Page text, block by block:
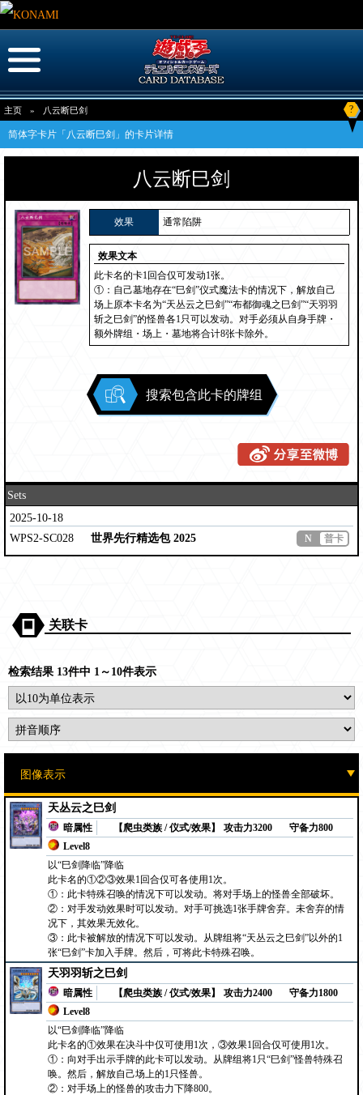
主页 » 八云断巳剑 ?
简体字卡片「八云断巳剑」的卡片详情
八云断巳剑
效果 通常陷阱
效果文本
此卡名的卡1回合仅可发动1张。
①：自己墓地存在“巳剑”仪式魔法卡的情况下，解放自己
场上原本卡名为“天丛云之巳剑”“布都御魂之巳剑”“天羽羽
斩之巳剑”的怪兽各1只可以发动。对手必须从自身手牌・
额外牌组・场上・墓地将合计8张卡除外。
搜索包含此卡的牌组
Sets
2025-10-18
WPS2-SC028
世界先行精选包 2025 N 普卡
关联卡
检索结果 13件中 1～10件表示
天丛云之巳剑
暗属性
【爬虫类族 / 仪式/效果】
Level8
攻击力3200 守备力800
以“巳剑降临”降临
此卡名的①②③效果1回合仅可各使用1次。
①：此卡特殊召唤的情况下可以发动。将对手场上的怪兽全部破坏。
②：对手发动效果时可以发动。对手可挑选1张手牌舍弃。未舍弃的情
况下，其效果无效化。
③：此卡被解放的情况下可以发动。从牌组将“天丛云之巳剑”以外的1
张“巳剑”卡加入手牌。然后，可将此卡特殊召唤。
天羽羽斩之巳剑
暗属性
【爬虫类族 / 仪式/效果】
Level8
攻击力2400 守备力1800
以“巳剑降临”降临
此卡名的①效果在决斗中仅可使用1次，③效果1回合仅可使用1次。
①：向对手出示手牌的此卡可以发动。从牌组将1只“巳剑”怪兽特殊召
唤。然后，解放自己场上的1只怪兽。
②：对手场上的怪兽的攻击力下降800。